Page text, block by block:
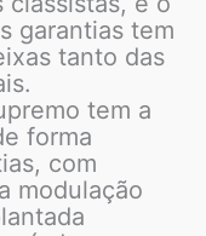
garantias tem
tanto das
tem a
forma
com
modulação